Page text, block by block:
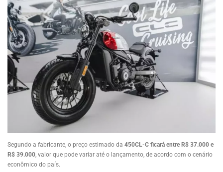
Segundo a fabricante, o preço estimado da 450CL-C ficará entre R$ 37.000 e
R$ 39.000 , valor que pode variar até o lançamento, de acordo com o cenário
econômico do país.